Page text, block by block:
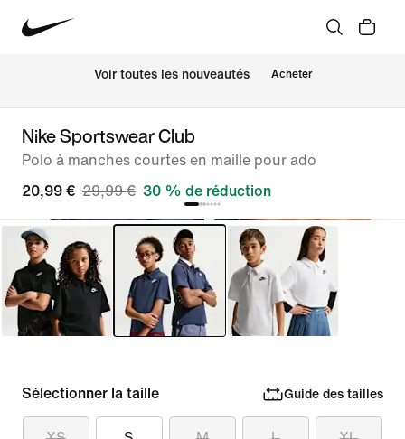
Voir toutes les nouveautés Acheter
Nike Sportswear Club
Polo à manches courtes en maille pour ado
20,99 € 29,99 € 30 % de réduction
Sélectionner la taille Guide des tailles